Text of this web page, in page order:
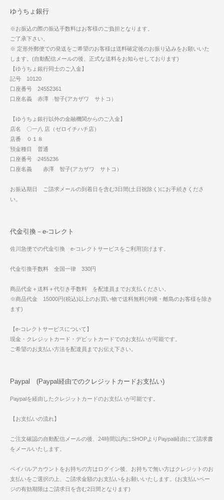
ゆうちょ銀行
※お振込の際の振込手数料はお客様のご負担となります。
ご了承下さい。
※ 定形外郵便での発送をご希望のお客様は送料確定後のお振り込みをお願いいた
します。(自動配信メールの後、正式な送料をお知らせしております)
【ゆうちょ銀行同士のご入金】
記号 10120
口座番号 24552361
口座名義 赤澤 智子(アカザワ サトコ）
【ゆうちょ銀行以外の金融機関からのご入金】
店名 〇一八 店（ゼロイチハチ店）
店番 ０１８
預金種目 普通
口座番号 2455236
口座名義 赤澤 智子(アカザワ サトコ）
お振込期日 ご請求メールの到着日を含む3日間(土日祝除く)にお手続きくださ
い。
代金引換－e-コレクト
佐川急便での代金引換 e-コレクトサービスをご利用頂けます。
代金引換手数料 全国一律 330円
商品代金＋送料＋代引き手数料 を配達員までお支払ください。
※商品代金 15000円(税込)以上のお買い物で送料無料(沖縄・離島のお客様を除き
ます)
【e-コレクトサービスについて】
現金・クレジットカード・デビットカードでのお支払いが可能です。
ご希望のお支払い方法を配達員までお伝え下さい。
Paypal (Paypal経由でのクレジットカードお支払い)
Paypalを経由したクレジットカードのお支払いが可能です。
【お支払いの流れ】
ご注文確認の自動配信メールの後、24時間以内にSHOPよりPaypal経由にて請求書
をメールいたします。
ペイパルアカウントをお持ちの方はログイン後、お持ちで無い方はクレジットのお
支払いをご選択の上、ご請求金額のお支払いをお願いいたします。(お支払いペー
ジの有効期限はご請求日を含む2日間となります)